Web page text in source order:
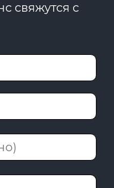
свяжутся с